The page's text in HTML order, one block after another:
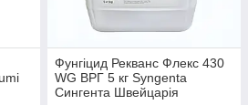
Фунгіцид Рекванс Флекс 430
WG ВРГ 5 кг Syngenta
Сингента Швейцарія